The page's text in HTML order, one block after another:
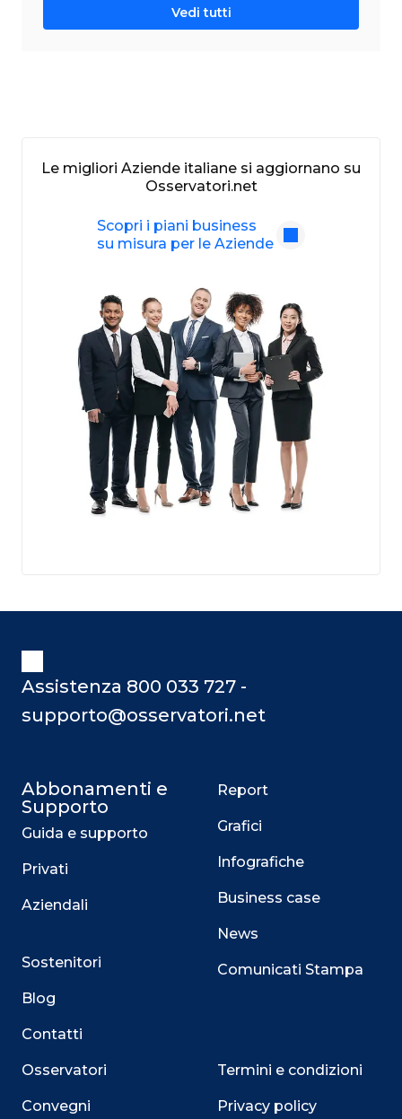
Vedi tutti
Le migliori Aziende italiane si aggiornano su
Osservatori.net
Scopri i piani business
su misura per le Aziende
Assistenza 800 033 727 -
supporto@osservatori.net
Abbonamenti e
Supporto
Guida e supporto
Privati
Aziendali
Sostenitori
Blog
Contatti
Osservatori
Convegni
Report
Grafici
Infografiche
Business case
News
Comunicati Stampa
Termini e condizioni
Privacy policy